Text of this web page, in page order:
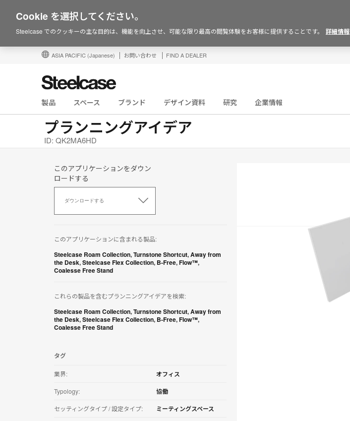
ASIA PACIFIC (Japanese) お問い合わせ FIND A DEALER
製品 スペース ブランド デザイン資料 研究 企業情報
プランニングアイデア
ID: QK2MA6HD
このアプリケーションをダウン
ロードする
ダウンロードする
シ
ョ
ン
ウ
ロ
ー
る
このアプリケーションに含まれる製品:
Steelcase Roam Collection,Turnstone Shortcut,Away from
the Desk,Steelcase Flex Collection, B-Free,Flow™,
Coalesse Free Stand
これらの製品を含むプランニングアイデアを検索:
Steelcase Roam Collection,Turnstone Shortcut,Away from
the Desk,Steelcase Flex Collection, B-Free,Flow™,
Coalesse Free Stand
タグ
業界: オフィス
Typology: 協働
セッティングタイプ / 設定タイプ: ミーティングスペース
Cookie を選択してください。
Steelcase でのクッキーの主な目的は、機能を向上させ、可能な限り最高の閲覧体験をお客様に提供することです。 詳細情報